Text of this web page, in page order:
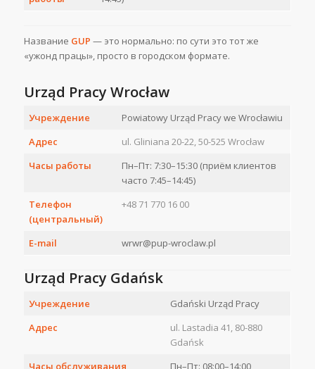
Название GUP — это нормально: по сути это тот же
«ужонд працы», просто в городском формате.
Urząd Pracy Wrocław
Учреждение
Powiatowy Urząd Pracy we Wrocławiu
Адрес
ul. Gliniana 20-22, 50-525 Wrocław
Часы работы
Пн–Пт: 7:30–15:30 (приём клиентов
часто 7:45–14:45)
Телефон
(центральный)
+48 71 770 16 00
E-mail wrwr@pup-wroclaw.pl
Urząd Pracy Gdańsk
Учреждение
Gdański Urząd Pracy
Адрес
ul. Lastadia 41, 80-880
Gdańsk
Часы обслуживания
Пн–Пт: 08:00–14:00